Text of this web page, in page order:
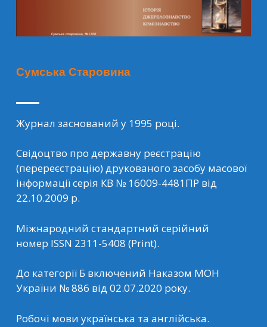
Сумська Старовина
Журнал заснований у 1995 році.
Свідоцтво про державну реєстрацію
(перереєстрацію) друкованого засобу масової
інформації серія КВ № 16009-4481ПР від
22.10.2009 р.
Міжнародний стандартний серійний
номер ISSN 2311-5408 (Print).
До категорії Б включений Наказом МОН
України № 886 від 02.07.2020 року.
Робочі мови українська та англійська.